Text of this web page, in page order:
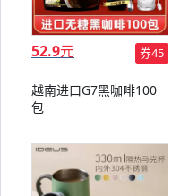
52.9元 券45
越南进口G7黑咖啡100
包